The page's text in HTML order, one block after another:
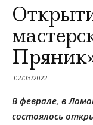
02/03/2022
В феврале, в
состоялось